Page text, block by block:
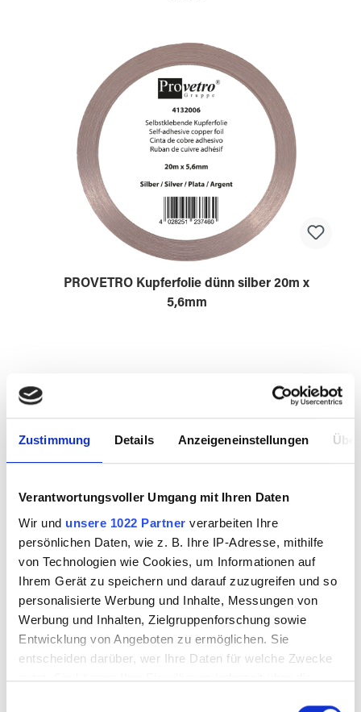
Zustimmung Details Anzeigeneinstellungen
Verantwortungsvoller Umgang mit Ihren Daten
Wir und unsere 1022 Partner verarbeiten Ihre
persönlichen Daten, wie z. B. Ihre IP-Adresse, mithilfe
von Technologien wie Cookies, um Informationen auf
Ihrem Gerät zu speichern und darauf zuzugreifen und so
personalisierte Werbung und Inhalte, Messungen von
Werbung und Inhalten, Zielgruppenforschung sowie
Entwicklung von Angeboten zu ermöglichen. Sie
entscheiden darüber, wer Ihre Daten für welche Zwecke
nutzt. Sie können Ihre Einwilligung jederzeit über die
PROVETRO Kupferfolie dünn silber 20m x
5,6mm